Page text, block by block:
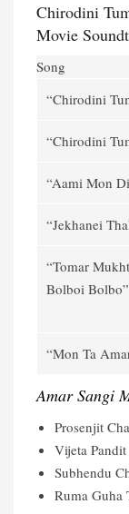
Chirodini
Movie
Song
“Chirodini
“Chirodini
“Aami Mon
“Jekhanei
“Tomar
Bolboi Bolbo”
“Mon Ta
Amar Sangi
Prosenjit
Vijeta
Subhendu
Ruma Guha